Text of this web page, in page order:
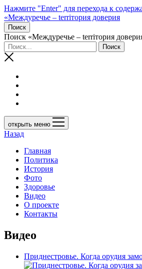
Нажмите "Enter" для перехода к
«Междуречье – terriтория доверия
Поиск
Поиск «Междуречье – terriтория
открыть меню
Назад
Главная
Политика
История
Фото
Здоровье
Видео
О проекте
Контакты
Видео
Приднестровье. Когда орудия